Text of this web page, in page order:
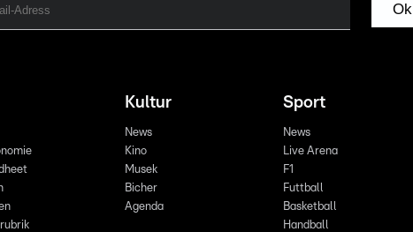
Ok
Kultur
News
Kino
Musek
Bicher
Agenda
Sport
News
Live Arena
F1
Futtball
Basketball
Handball